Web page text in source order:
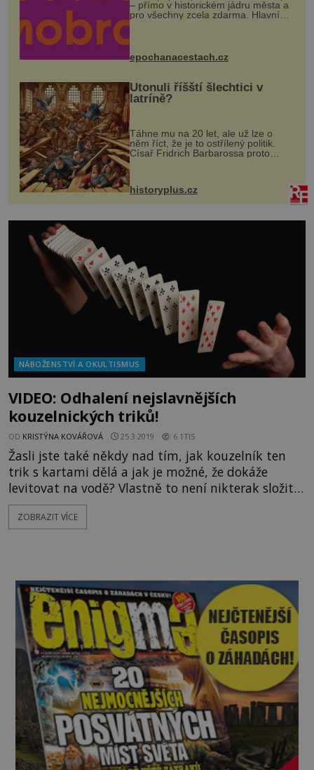
– přímo v historickém jádru města a
pro všechny zcela zdarma. Hlavní
program se odehraje na Karlově a
mohou těšit na víno, burčák, pes...
epochanacestach.cz
Utonuli říšští šlechtici v
latríně?
Táhne mu na 20 let, ale už lze o
něm říct, že je to ostřílený politik.
Císař Fridrich Barbarossa proto
posílá svého syna a dědice Jindřicha
VI. do Erfurtu, aby se stal
prostředníkem při řešení sporu m...
historyplus.cz
NÁBOŽENSTVÍ A OKULTISMUS
VIDEO: Odhalení nejslavnějších
kouzelnických triků!
OD KRISTÝNA KOVÁŘOVÁ 25.3.2019 6.1TIS
Žasli jste také někdy nad tím, jak kouzelník ten
trik s kartami dělá a jak je možné, že dokáže
levitovat na vodě? Vlastně to není nikterak složité
a vše má své vysvětlení. Veškeré triky fungují na
bázi podvodů, které nejsou ani nikterak složité a
ZOBRAZIT VÍCE